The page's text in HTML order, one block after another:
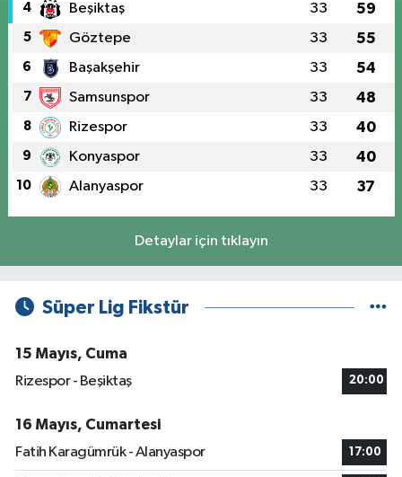
4 Beşiktaş 33 59
5 Göztepe 33 55
6 Başakşehir 33 54
7 Samsunspor 33 48
8 Rizespor 33 40
9 Konyaspor 33 40
10 Alanyaspor 33 37
Detaylar için tıklayın
Süper Lig Fikstür
15 Mayıs, Cuma
Rizespor - Beşiktaş
20:00
16 Mayıs, Cumartesi
Fatih Karagümrük - Alanyaspor
17:00